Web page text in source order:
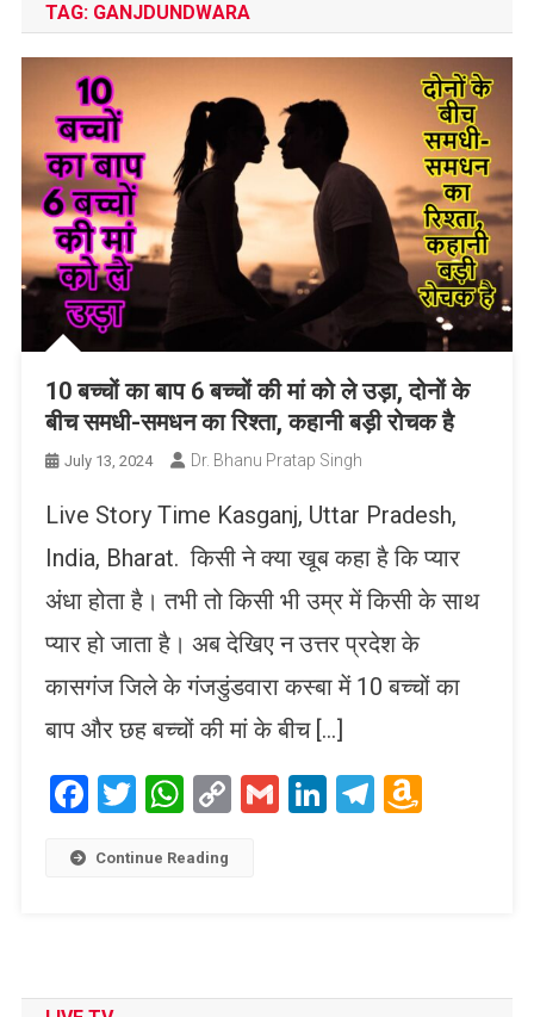
TAG: GANJDUNDWARA
10 बच्चों का बाप 6 बच्चों की मां को ले उड़ा, दोनों के
बीच समधी-समधन का रिश्ता, कहानी बड़ी रोचक है
July 13, 2024 Dr. Bhanu Pratap Singh
Live Story Time Kasganj, Uttar Pradesh,
India, Bharat. किसी ने क्या खूब कहा है कि प्यार
अंधा होता है। तभी तो किसी भी उम्र में किसी के साथ
प्यार हो जाता है। अब देखिए न उत्तर प्रदेश के
कासगंज जिले के गंजडुंडवारा कस्बा में 10 बच्चों का
बाप और छह बच्चों की मां के बीच […]
Facebook
TwitterWhatsApp
CopyGmailLinkedIn
Telegram
Continue Reading